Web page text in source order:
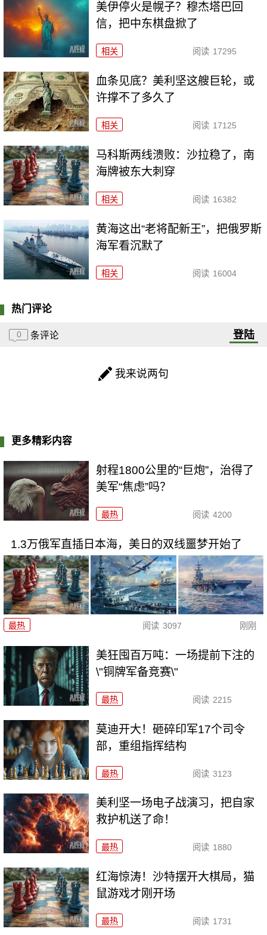
美伊停火是幌子？穆杰塔巴回
信，把中东棋盘掀了
相关 阅读 17295
血条见底？美利坚这艘巨轮，或
许撑不了多久了
相关 阅读 17125
马科斯两线溃败：沙拉稳了，南
海牌被东大刺穿
相关 阅读 16382
黄海这出“老将配新王”，把俄罗斯
海军看沉默了
相关 阅读 16004
热门评论
0 条评论 登陆
我来说两句
更多精彩内容
射程1800公里的“巨炮”，治得了
美军“焦虑”吗？
最热 阅读 4200
1.3万俄军直插日本海，美日的双线噩梦开始了
最热 阅读 3097 刚刚
美狂囤百万吨：一场提前下注的
\"铜牌军备竞赛\"
最热 阅读 2215
莫迪开大！砸碎印军17个司令
部，重组指挥结构
最热 阅读 3123
美利坚一场电子战演习，把自家
救护机送了命！
最热 阅读 1880
红海惊涛！沙特摆开大棋局，猫
鼠游戏才刚开场
最热 阅读 1731